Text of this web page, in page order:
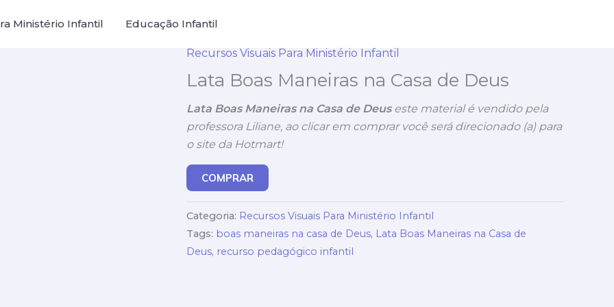
Ministério Infantil Educação Infantil
Recursos Visuais Para Ministério Infantil
Lata Boas Maneiras na Casa de Deus
Lata Boas Maneiras na Casa de Deuseste material é vendido pela
professora Liliane, ao clicar em comprar você será direcionado (a) para
o site da Hotmart!
COMPRAR
Categoria: Recursos Visuais Para Ministério Infantil
Tags: boas maneiras na casa de Deus, Lata Boas Maneiras na Casa de
Deus, recurso pedagógico infantil